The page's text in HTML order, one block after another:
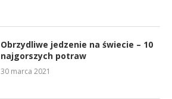
Obrzydliwe jedzenie na świecie – 10
najgorszych potraw
30 marca 2021